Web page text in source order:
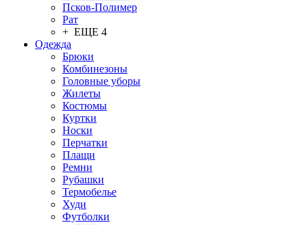
Псков-Полимер
Рат
+ ЕЩЕ 4
Одежда
Брюки
Комбинезоны
Головные уборы
Жилеты
Костюмы
Куртки
Носки
Перчатки
Плащи
Ремни
Рубашки
Термобелье
Худи
Футболки